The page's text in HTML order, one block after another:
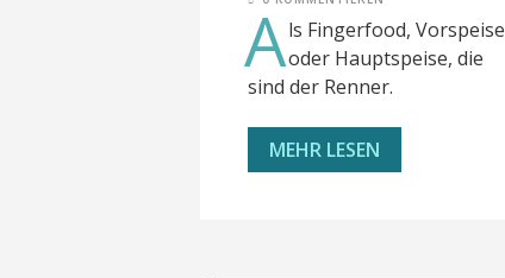
Als Fingerfood, Vorspeise
oder Hauptspeise, die
sind der Renner.
MEHR LESEN